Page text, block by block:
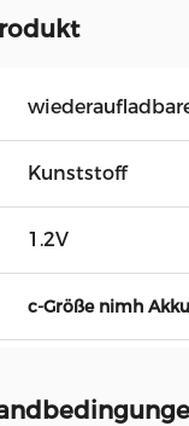
Kunststoff
1.2V
c-Größe nimh Akku